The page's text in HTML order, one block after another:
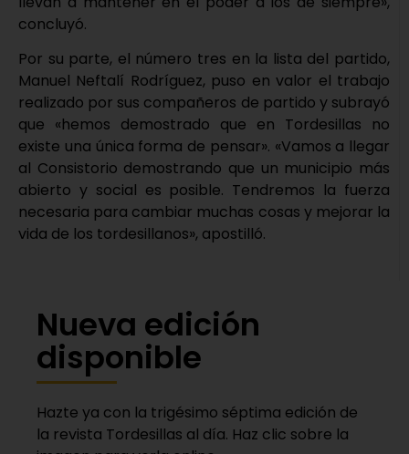
concluyó.
Por su parte, el número tres en la lista del partido,
Manuel Neftalí Rodríguez, puso en valor el trabajo
realizado por sus compañeros de partido y subrayó
que «hemos demostrado que en Tordesillas no
existe una única forma de pensar». «Vamos a llegar
al Consistorio demostrando que un municipio más
abierto y social es posible. Tendremos la fuerza
necesaria para cambiar muchas cosas y mejorar la
vida de los tordesillanos», apostilló.
Nueva edición
disponible
Hazte ya con la trigésimo séptima edición de
la revista Tordesillas al día. Haz clic sobre la